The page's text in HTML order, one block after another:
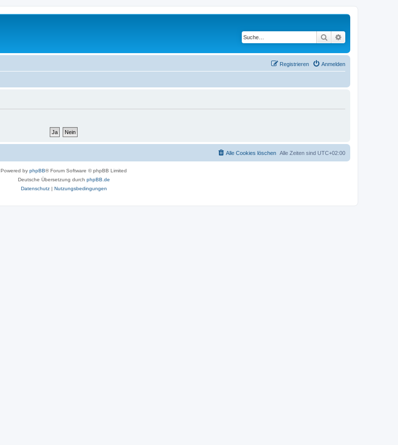
Suche
Anmelden
Registrieren
Alle Zeiten sind UTC+02:00
Alle Cookies löschen
Powered by phpBB® Forum Software © phpBB Limited
Deutsche Übersetzung durch phpBB.de
Datenschutz| Nutzungsbedingungen